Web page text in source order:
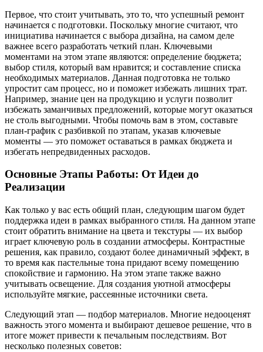
Первое, что стоит учитывать, это то, что успешный ремонт
начинается с подготовки. Поскольку многие считают, что
инициатива начинается с выбора дизайна, на самом деле
важнее всего разработать четкий план. Ключевыми
моментами на этом этапе являются: определение бюджета;
выбор стиля, который вам нравится; и составление списка
необходимых материалов. Данная подготовка не только
упростит сам процесс, но и поможет избежать лишних трат.
Например, знание цен на продукцию и услуги позволит
избежать заманчивых предложений, которые могут оказаться
не столь выгодными. Чтобы помочь вам в этом, составьте
план-график с разбивкой по этапам, указав ключевые
моменты — это поможет оставаться в рамках бюджета и
избегать непредвиденных расходов.
Основные Этапы Работы: От Идеи до
Реализации
Как только у вас есть общий план, следующим шагом будет
поддержка идеи в рамках выбранного стиля. На данном этапе
стоит обратить внимание на цвета и текстуры — их выбор
играет ключевую роль в создании атмосферы. Контрастные
решения, как правило, создают более динамичный эффект, в
то время как пастельные тона придают всему помещению
спокойствие и гармонию. На этом этапе также важно
учитывать освещение. Для создания уютной атмосферы
используйте мягкие, рассеянные источники света.
Следующий этап — подбор материалов. Многие недооценят
важность этого момента и выбирают дешевое решение, что в
итоге может привести к печальным последствиям. Вот
несколько полезных советов: